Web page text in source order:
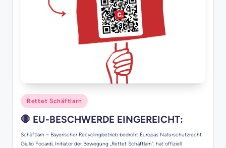
Posted
in
Rettet Schäftlarn
🛑 EU-BESCHWERDE EINGEREICHT:
Schäftlarn – Bayerischer Recyclingbetrieb bedroht Europas Naturschutzrecht
Giulio Focardi, Initiator der Bewegung „Rettet Schäftlarn“, hat offiziell